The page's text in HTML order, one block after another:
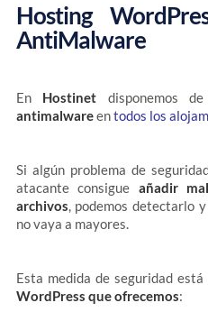
Hosting
AntiMalware
En Hostinet disponemos
antimalwareentodos los
Si algún problema de
atacante consigue añadir
archivos, podemos detectarlo
no vaya a mayores.
Esta medida de seguridad
WordPress que ofrecemos: